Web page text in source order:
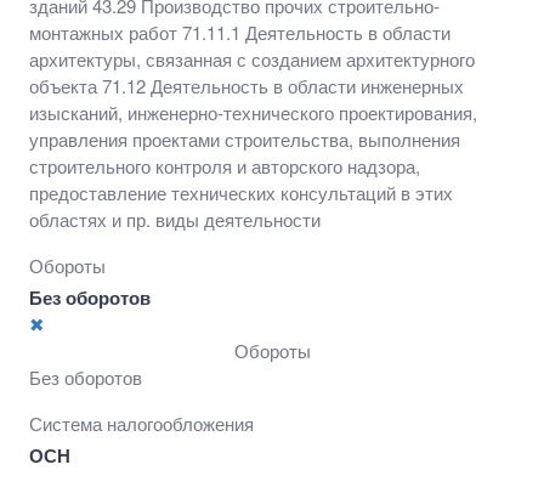
и авторского надзора, предоставление технических
консультаций в этих областях и пр. виды
деятельности
зданий 43.29 Производство прочих строительно-
монтажных работ 71.11.1 Деятельность в области
архитектуры, связанная с созданием архитектурного
объекта 71.12 Деятельность в области инженерных
изысканий, инженерно-технического проектирования,
управления проектами строительства, выполнения
строительного контроля и авторского надзора,
предоставление технических консультаций в этих
областях и пр. виды деятельности
Обороты
Без оборотов
✖
Обороты
Без оборотов
Система налогообложения
ОСН